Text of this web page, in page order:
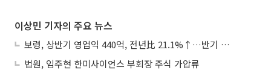
이상민 기자의 주요 뉴스
보령, 상반기 영업익 440억, 전년比 21.1%↑…반기 역대 최대
법원, 임주현 한미사이언스 부회장 주식 가압류